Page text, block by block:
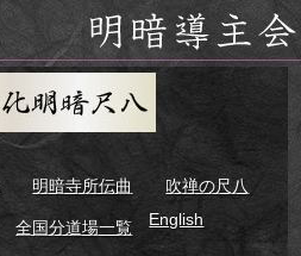
明暗寺所伝曲 吹禅の尺八
全国分道場一覧 English